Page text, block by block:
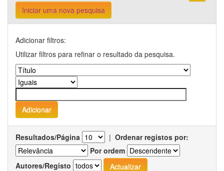
Iniciar uma nova pesquisa
Adicionar filtros:
Utilizar filtros para refinar o resultado da pesquisa.
Resultados/Página | Ordenar registos por:
Por ordem
Autores/Registo